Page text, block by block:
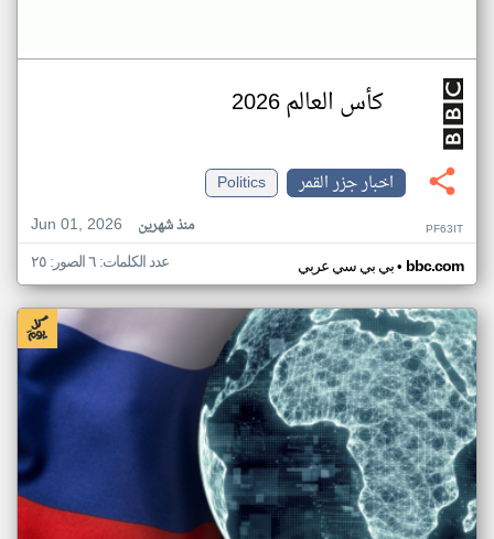
كأس العالم 2026
اخبار جزر القمر
Politics
Jun 01, 2026
منذ شهرين PF63IT
بي بي سي عربي• bbc.com عدد الكلمات: ٦ الصور: ٢٥